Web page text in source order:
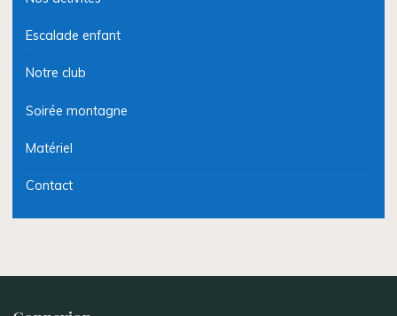
Escalade enfant
Notre club
Soirée montagne
Matériel
Contact